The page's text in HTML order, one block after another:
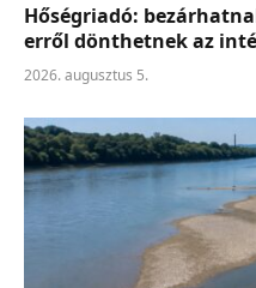
Hőségriadó:
erről dönthetnek az
2026. augusztus 5.